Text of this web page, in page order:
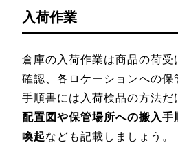
入荷作業
倉庫の入荷作業は商品の荷受
確認、各ロケーションへの保
手順書には入荷検品の方法だ
配置図や保管場所への搬入手
喚起なども記載しましょう。